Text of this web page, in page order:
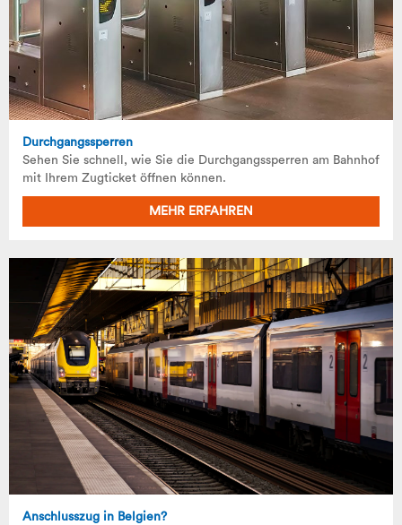
Durchgangssperren
Sehen Sie schnell, wie Sie die Durchgangssperren am Bahnhof
mit Ihrem Zugticket öffnen können.
MEHR ERFAHREN
Anschlusszug in Belgien?